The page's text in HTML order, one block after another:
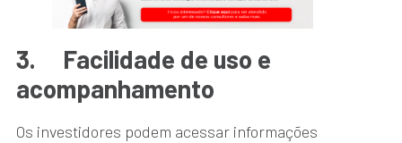
3.
Facilidade de uso e
acompanhamento
Os investidores podem acessar informações